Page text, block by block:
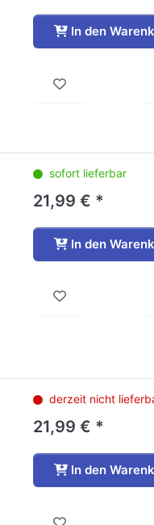
In den
sofort lieferbar
21,99 € *
In den
derzeit nicht
21,99 € *
In den